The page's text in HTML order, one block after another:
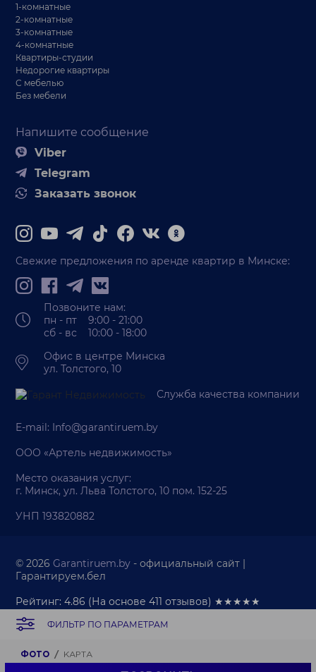
ФИЛЬТР ПО ПАРАМЕТРАМ
ФОТО КАРТА
Напишите сообщение
Viber
Telegram
Заказать звонок
1-комнатные
2-комнатные
3-комнатные
4-комнатные
Квартиры-студии
Недорогие квартиры
С мебелью
Без мебели
Свежие предложения по аренде квартир в Минске:
Позвоните нам:
пн - пт 9:00 - 21:00
сб - вс 10:00 - 18:00
Офис в центре Минска
ул. Толстого, 10
Служба качества компании
E-mail: Info@garantiruem.by
ООО «Артель недвижимость»
Место оказания услуг:
г. Минск, ул. Льва Толстого, 10 пом. 152-25
УНП 193820882
© 2026Garantiruem.by - официальный сайт |
Гарантируем.бел
Рейтинг: 4.86 (На основе411 отзывов) ★★★★★
Палата риэлтеров
Политика обработки cookie-файлов
Продвижение веб-сайта